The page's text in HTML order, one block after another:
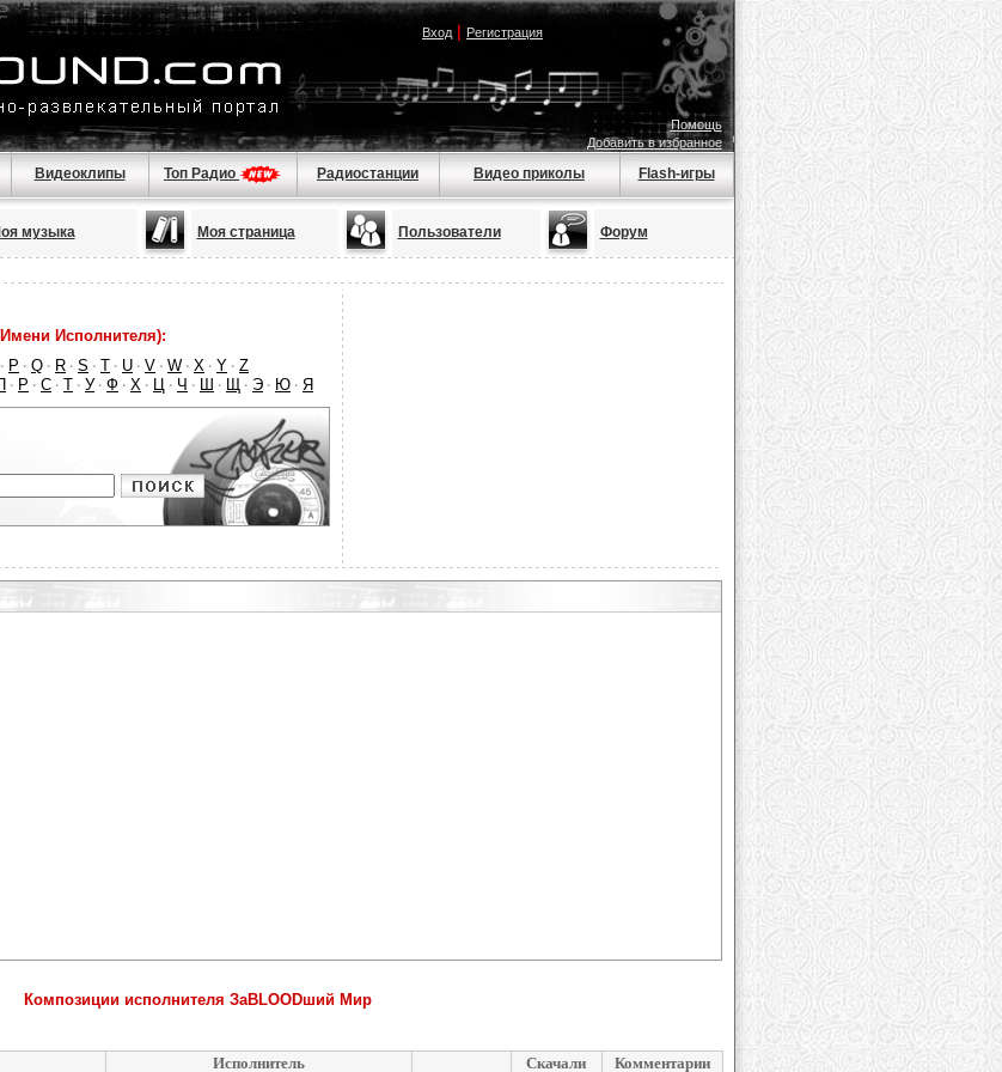
Вход| Регистрация
Помощь
Добавить в избранное
Видеоклипы Топ Радио Радиостанции Видео приколы Flash-игры
музыка Моя страница Пользователи Форум
Исполнителя):
· P · Q · R · S · T · U · V · W · X · Y · Z
· Р · С · Т · У · Ф · Х · Ц · Ч · Ш · Щ · Э · Ю · Я
Композиции исполнителя ЗаBLOODший Мир
Исполнитель Скачали Комментарии